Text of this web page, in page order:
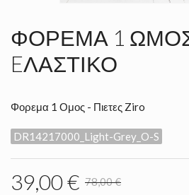
ΦΌΡΕΜΑ 1
EΛΑΣΤΙΚΌ
Φορεμα 1 Ομος - Πιετες Ziro
DR14217000_Light-Grey_O-S
39,00 € 78,00 €